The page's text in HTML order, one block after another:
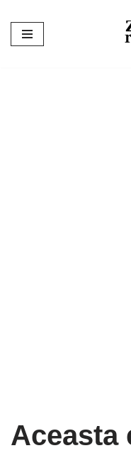
Sari
Aceasta